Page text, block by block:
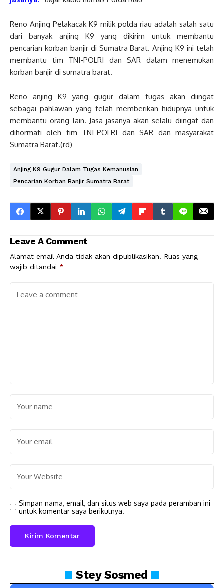
Reno Anjing Pelakacak K9 milik polda riau adalah salah satu
dari banyak anjing K9 yang dikirim untuk membantu
pencarian korban banjir di Sumatra Barat. Anjing K9 ini telah
membantu tim TNI-POLRI dan SAR dalam menemukan
korban banjir di sumatra barat.
Reno anjing K9 yang gugur dalam tugas akan diingat
sebagai pahlawan yang telah memberikan hidupnya untuk
membantu orang lain. Jasa-jasanya akan selalu diingat dan
dihormati oleh tim TNI-POLRI dan SAR dan masyarakat
Sumatra Barat.(rd)
Anjing K9 Gugur Dalam Tugas Kemanusian
Pencarian Korban Banjir Sumatra Barat
Leave A Comment
Alamat email Anda tidak akan dipublikasikan. Ruas yang
wajib ditandai *
Simpan nama, email, dan situs web saya pada peramban ini
untuk komentar saya berikutnya.
SteySosmed